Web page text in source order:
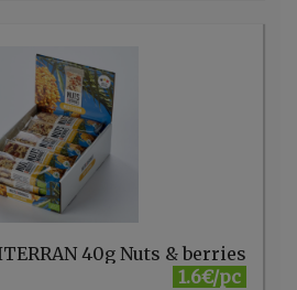
40g Nuts & berries
1.6€/pc